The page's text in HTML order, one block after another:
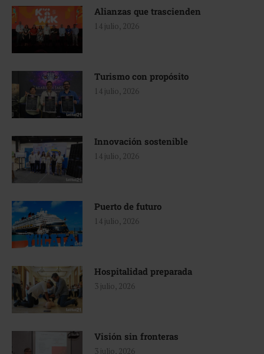
Alianzas que trascienden
14 julio, 2026
Turismo con propósito
14 julio, 2026
Innovación sostenible
14 julio, 2026
Puerto de futuro
14 julio, 2026
Hospitalidad preparada
3 julio, 2026
Visión sin fronteras
3 julio, 2026